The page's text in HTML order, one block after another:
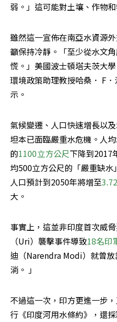
弱。」這可能對土壤、作物
雖然這一宣佈在南亞水資源
籲保持冷靜。「至少從水文
慌。」美國波士頓塔夫茨大
環境政策助理教授哈桑． F．
示。
氣候變遷、人口快速增長以
坦本已面臨嚴重水危機。人
的1100立方公尺下降到2017
均500立方公尺的「嚴重缺
人口預計到2050年將增至
大。
事實上，這並非印度首次威
（Uri）襲擊事件導致18名印
迪（Narendra Modi）就曾
淌。 」
不過這一次，印方更進一步
行《印度河用水條約》，還